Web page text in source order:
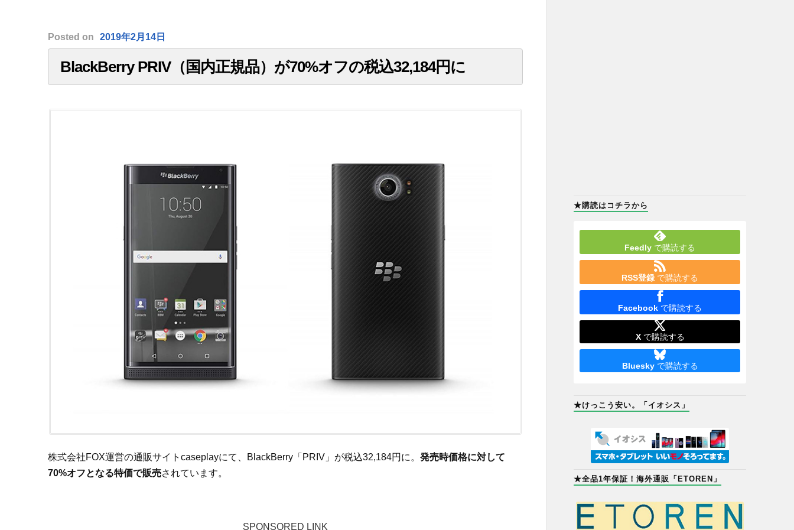
Posted on 2019年2月14日
BlackBerry PRIV（国内正規品）が70%オフの税込32,184円に
株式会社FOX運営の通販サイトcaseplayにて、BlackBerry「PRIV」が税込32,184円に。 発売時価格に対して
70%オフとなる特価で販売されています。
SPONSORED LINK
★購読はコチラから
Feedly で購読する
RSS登録 で購読する
Facebook で購読する
Xで購読する
Blueskyで購読する
★けっこう安い。「イオシス」
★全品1年保証！海外通販「ETOREN」